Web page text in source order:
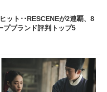
ット･･RESCENEが2連覇、8
プブランド評判トップ5